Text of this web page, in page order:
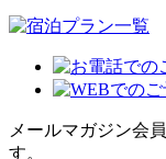
メールマガジン会
す。